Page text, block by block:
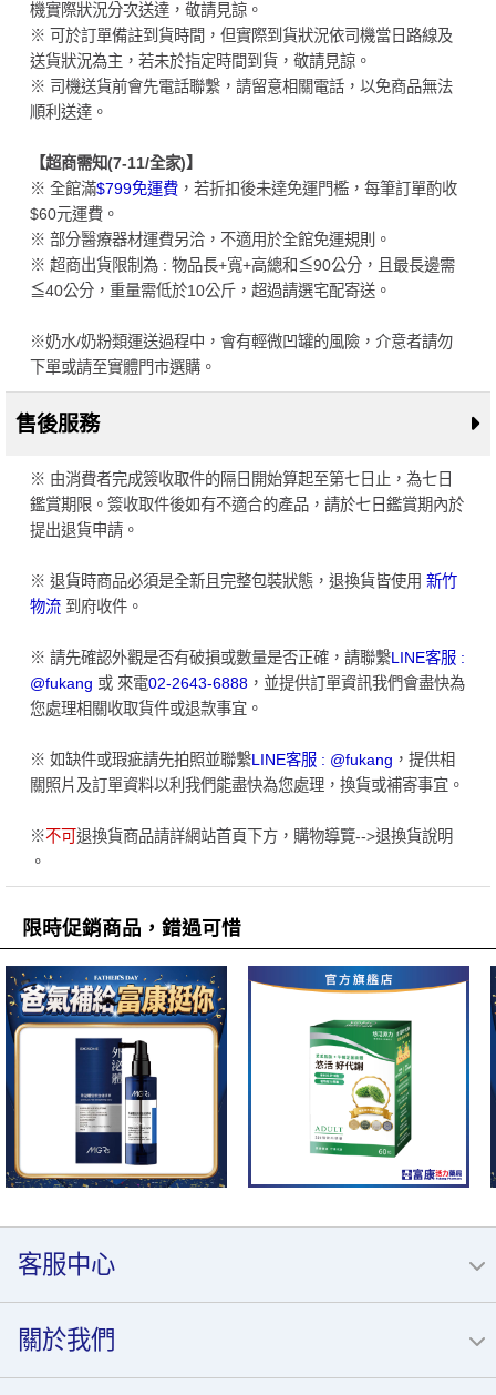
機實際狀況分次送達，敬請見諒。
※ 可於訂單備註到貨時間，但實際到貨狀況依司機當日路線及
送貨狀況為主，若未於指定時間到貨，敬請見諒。
※ 司機送貨前會先電話聯繫，請留意相關電話，以免商品無法
順利送達。
【超商需知(7-11/全家)】
※ 全館滿$799免運費，若折扣後未達免運門檻，每筆訂單酌收
$60元運費。
※ 部分醫療器材運費另洽，不適用於全館免運規則。
※ 超商出貨限制為 : 物品長+寬+高總和≦90公分，且最長邊需
≦40公分，重量需低於10公斤，超過請選宅配寄送。
※奶水/奶粉類運送過程中，會有輕微凹罐的風險，介意者請勿
下單或請至實體門市選購。
售後服務
※ 由消費者完成簽收取件的隔日開始算起至第七日止，為七日
鑑賞期限。簽收取件後如有不適合的產品，請於七日鑑賞期內於
提出退貨申請。
※ 退貨時商品必須是全新且完整包裝狀態，退換貨皆使用 新竹
物流 到府收件。
※ 請先確認外觀是否有破損或數量是否正確，請聯繫LINE客服 :
@fukang 或 來電02-2643-6888，並提供訂單資訊我們會盡快為
您處理相關收取貨件或退款事宜。
※ 如缺件或瑕疵請先拍照並聯繫LINE客服 : @fukang ，提供相
關照片及訂單資料以利我們能盡快為您處理，換貨或補寄事宜。
※不可 退換貨商品請詳網站首頁下方，購物導覽-->退換貨說明
。
限時促銷商品，錯過可惜
客服中心
關於我們